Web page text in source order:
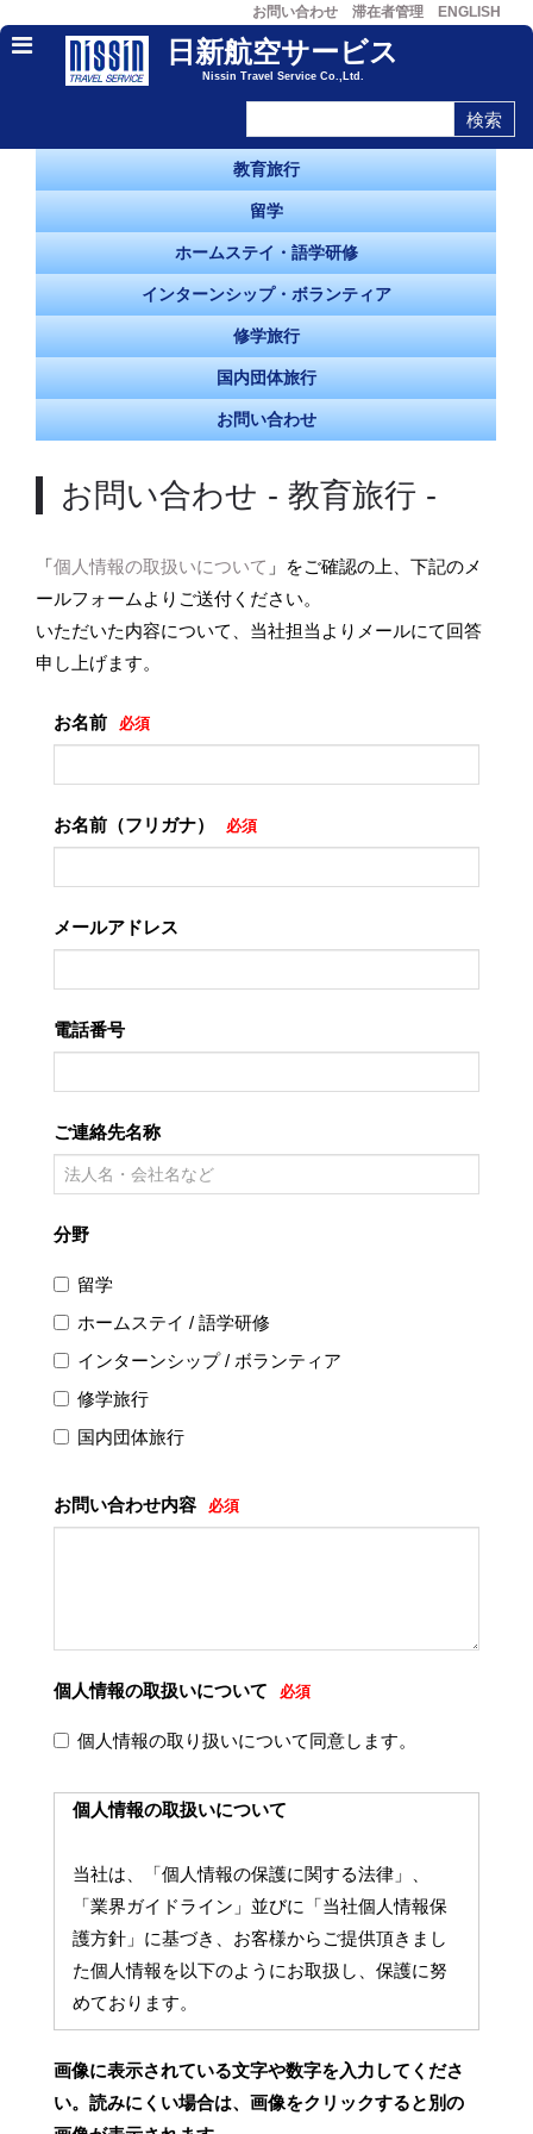
お問い合わせ 滞在者管理 ENGLISH
日新航空サービス
Nissin Travel Service Co.,Ltd.
教育旅行
留学
ホームステイ・語学研修
インターンシップ・ボランティア
修学旅行
国内団体旅行
お問い合わせ
お問い合わせ - 教育旅行 -
「個人情報の取扱いについて 」をご確認の上、下記のメ
ールフォームよりご送付ください。
いただいた内容について、当社担当よりメールにて回答
申し上げます。
お名前 必須
お名前（フリガナ） 必須
メールアドレス
電話番号
ご連絡先名称
分野
留学
ホームステイ / 語学研修
インターンシップ / ボランティア
修学旅行
国内団体旅行
お問い合わせ内容 必須
個人情報の取扱いについて 必須
個人情報の取り扱いについて同意します。
個人情報の取扱いについて
当社は、「個人情報の保護に関する法律」、
「業界ガイドライン」並びに「当社個人情報保
護方針」に基づき、お客様からご提供頂きまし
た個人情報を以下のようにお取扱し、保護に努
めております。
1. 事業者の氏名又は名称
日新航空サービス株式会社
画像に表示されている文字や数字を入力してくださ
い。読みにくい場合は、画像をクリックすると別の